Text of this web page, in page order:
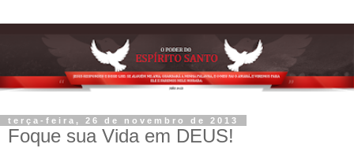
terça-feira, 26 de novembro de 2013
Foque sua Vida em DEUS!